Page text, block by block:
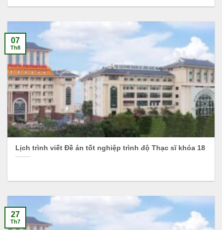
Lịch trình viết Đề án tốt nghiệp trình độ Thạc sĩ khóa 18
07
Th8
27
Th7